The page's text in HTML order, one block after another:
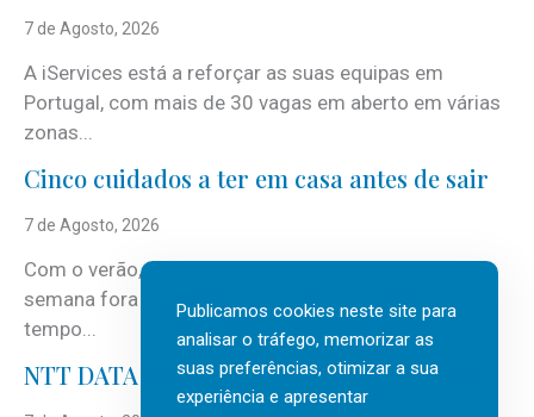
7 de Agosto, 2026
A iServices está a reforçar as suas equipas em
Portugal, com mais de 30 vagas em aberto em várias
zonas...
Cinco cuidados a ter em casa antes de sair
7 de Agosto, 2026
Com o verão, chegam também as férias, os fins-de-
semana fora e os dias em que a casa fica mais
tempo...
NTT DATA Insurtech Global Outlook 2026
Publicamos cookies neste site para
analisar o tráfego, memorizar as
suas preferências, otimizar a sua
experiência e apresentar